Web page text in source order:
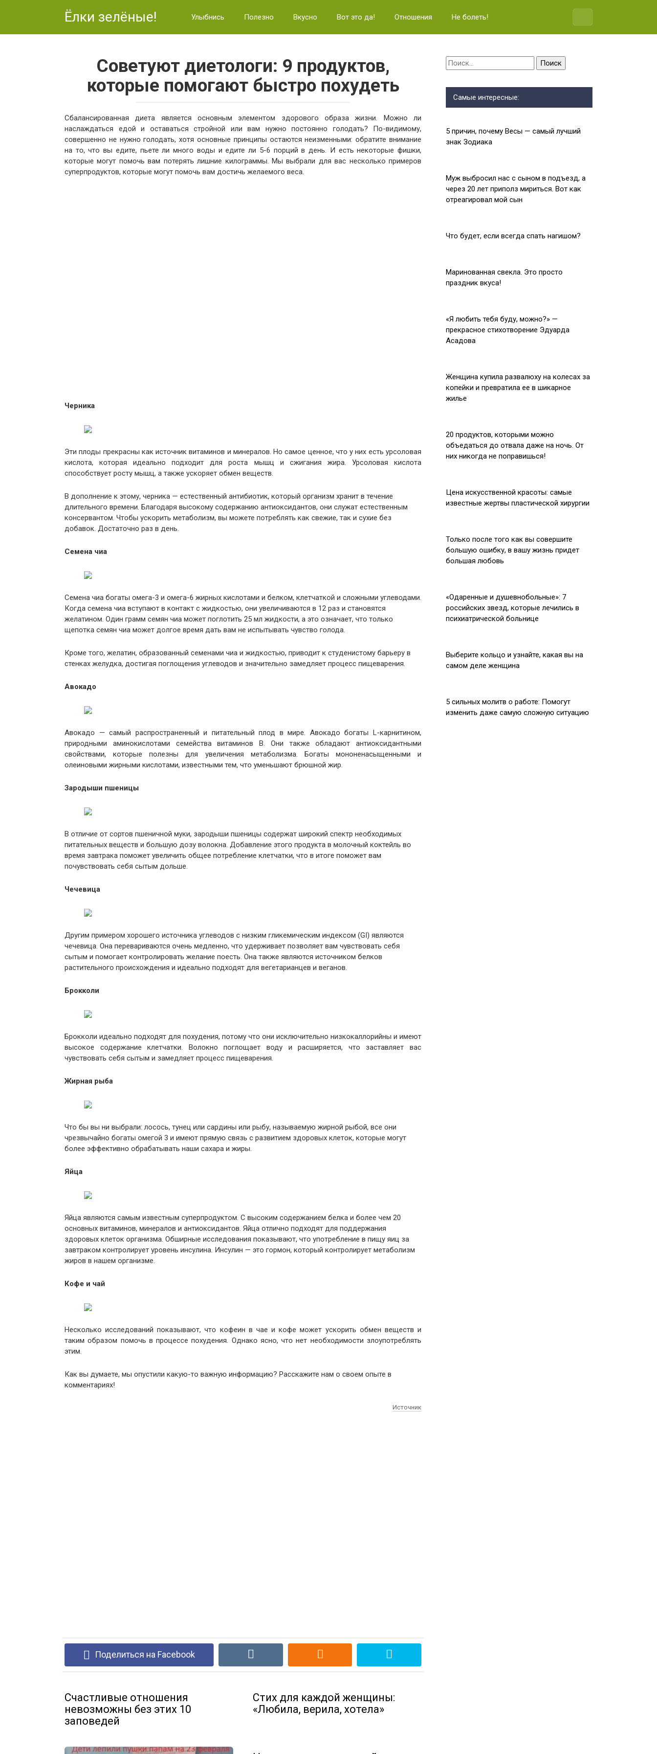
Ёлки зелёные! Улыбнись Полезно Вкусно Вот это да! Отношения Не болеть!
Советуют диетологи: 9 продуктов,
которые помогают быстро похудеть
Сбалансированная диета является основным элементом здорового образа жизни. Можно ли
наслаждаться едой и оставаться стройной или вам нужно постоянно голодать? По-видимому,
совершенно не нужно голодать, хотя основные принципы остаются неизменными: обратите внимание
на то, что вы едите, пьете ли много воды и едите ли 5-6 порций в день. И есть некоторые фишки,
которые могут помочь вам потерять лишние килограммы. Мы выбрали для вас несколько примеров
суперпродуктов, которые могут помочь вам достичь желаемого веса.
Черника
Эти плоды прекрасны как источник витаминов и минералов. Но самое ценное, что у них есть урсоловая
кислота, которая идеально подходит для роста мышц и сжигания жира. Урсоловая кислота
способствует росту мышц, а также ускоряет обмен веществ.
В дополнение к этому, черника — естественный антибиотик, который организм хранит в течение
длительного времени. Благодаря высокому содержанию антиоксидантов, они служат естественным
консервантом. Чтобы ускорить метаболизм, вы можете потреблять как свежие, так и сухие без
добавок. Достаточно раз в день.
Семена чиа
Семена чиа богаты омега-3 и омега-6 жирных кислотами и белком, клетчаткой и сложными углеводами.
Когда семена чиа вступают в контакт с жидкостью, они увеличиваются в 12 раз и становятся
желатином. Один грамм семян чиа может поглотить 25 мл жидкости, а это означает, что только
щепотка семян чиа может долгое время дать вам не испытывать чувство голода.
Кроме того, желатин, образованный семенами чиа и жидкостью, приводит к студенистому барьеру в
стенках желудка, достигая поглощения углеводов и значительно замедляет процесс пищеварения.
Авокадо
Авокадо — самый распространенный и питательный плод в мире. Авокадо богаты L-карнитином,
природными аминокислотами семейства витаминов B. Они также обладают антиоксидантными
свойствами, которые полезны для увеличения метаболизма. Богаты мононенасыщенными и
олеиновыми жирными кислотами, известными тем, что уменьшают брюшной жир.
Зародыши пшеницы
В отличие от сортов пшеничной муки, зародыши пшеницы содержат широкий спектр необходимых
питательных веществ и большую дозу волокна. Добавление этого продукта в молочный коктейль во
время завтрака поможет увеличить общее потребление клетчатки, что в итоге поможет вам
почувствовать себя сытым дольше.
Чечевица
Другим примером хорошего источника углеводов с низким гликемическим индексом (GI) являются
чечевица. Она перевариваются очень медленно, что удерживает позволяет вам чувствовать себя
сытым и помогает контролировать желание поесть. Она также являются источником белков
растительного происхождения и идеально подходят для вегетарианцев и веганов.
Брокколи
Брокколи идеально подходят для похудения, потому что они исключительно низкокаллорийны и имеют
высокое содержание клетчатки. Волокно поглощает воду и расширяется, что заставляет вас
чувствовать себя сытым и замедляет процесс пищеварения.
Жирная рыба
Что бы вы ни выбрали: лосось, тунец или сардины или рыбу, называемую жирной рыбой, все они
чрезвычайно богаты омегой 3 и имеют прямую связь с развитием здоровых клеток, которые могут
более эффективно обрабатывать наши сахара и жиры.
Яйца
Яйца являются самым известным суперпродуктом. С высоким содержанием белка и более чем 20
основных витаминов, минералов и антиоксидантов. Яйца отлично подходят для поддержания
здоровых клеток организма. Обширные исследования показывают, что употребление в пищу яиц за
завтраком контролирует уровень инсулина. Инсулин — это гормон, который контролирует метаболизм
жиров в нашем организме.
Кофе и чай
Несколько исследований показывают, что кофеин в чае и кофе может ускорить обмен веществ и
таким образом помочь в процессе похудения. Однако ясно, что нет необходимости злоупотреблять
этим.
Как вы думаете, мы опустили какую-то важную информацию? Расскажите нам о своем опыте в
комментариях!
Источник
Поделиться на Facebook
Счастливые отношения
невозможны без этих 10
заповедей
Стих для каждой женщины:
«Любила, верила, хотела»
Найти:
Самые интересные:
5 причин, почему Весы — самый лучший
знак Зодиака
Муж выбросил нас с сыном в подъезд, а
через 20 лет приполз мириться. Вот как
отреагировал мой сын
Что будет, если всегда спать нагишом?
Маринованная свекла. Это просто
праздник вкуса!
«Я любить тебя буду, можно?» —
прекрасное стихотворение Эдуарда
Асадова
Женщина купила развалюху на колесах за
копейки и превратила ее в шикарное
жилье
20 продуктов, которыми можно
объедаться до отвала даже на ночь. От
них никогда не поправишься!
Цена искусственной красоты: самые
известные жeртвы пластической хирургии
Только после того как вы совершите
большую ошибку, в вашу жизнь придет
большая любовь
«Одаренные и душевнобольные»: 7
российских звезд, которые лечились в
психиатрической больнице
Выберите кольцо и узнайте, какая вы на
самом деле женщина
5 сильных молитв о работе: Помогут
изменить даже самую сложную ситуацию